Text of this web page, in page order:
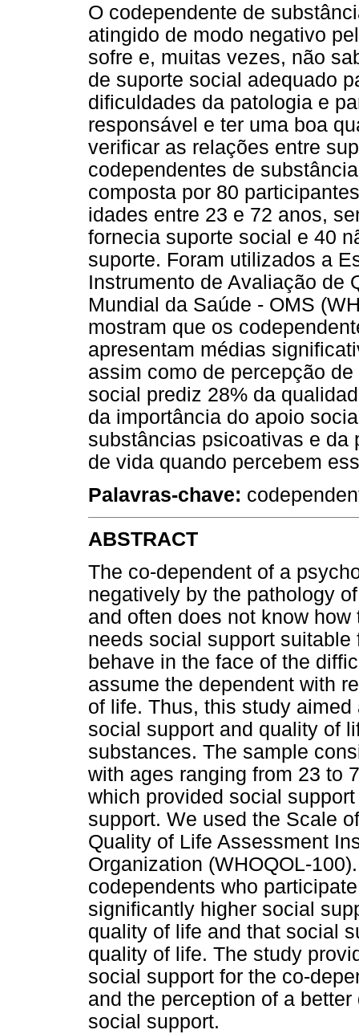
O codependente de
atingido de modo negativo
sofre e, muitas vezes, não
de suporte social adequado
dificuldades da patologia e
responsável e ter uma boa
verificar as relações entre
codependentes de
composta por 80
idades entre 23 e 72 anos,
fornecia suporte social e 40
suporte. Foram utilizados a
Instrumento de Avaliação de
Mundial da Saúde - OMS
mostram que os
apresentam médias
assim como de percepção
social prediz 28% da
da importância do apoio
substâncias psicoativas e da
de vida quando percebem
Palavras-chave:
ABSTRACT
The co-dependent of a
negatively by the pathology
and often does not know
needs social support
behave in the face of the
assume the dependent with
of life. Thus, this study
social support and quality of
substances. The sample
with ages ranging from 23 to
which provided social
support. We used the Scale
Quality of Life Assessment
Organization (WHOQOL-
codependents who
significantly higher social
quality of life and that social
quality of life. The study
social support for the co-
and the perception of a
social support.